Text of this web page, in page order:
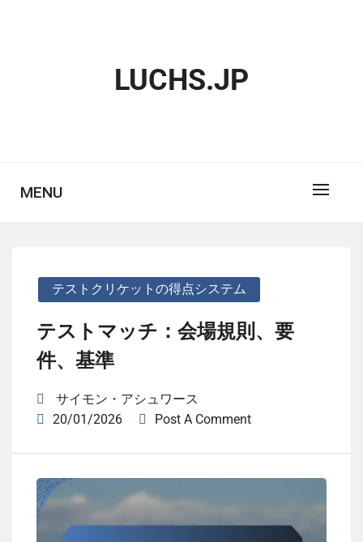
LUCHS.JP
MENU
テストクリケットの得点システム
テストマッチ：会場規則、要
件、基準
サイモン・アシュワース
20/01/2026
Post A Comment